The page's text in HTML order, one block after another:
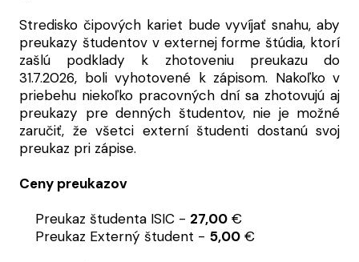
Stredisko čipových kariet bude vyvíjať snahu, aby
preukazy študentov v externej forme štúdia, ktorí
zašlú podklady k zhotoveniu preukazu do
31.7.2026, boli vyhotovené k zápisom. Nakoľko v
priebehu niekoľko pracovných dní sa zhotovujú aj
preukazy pre denných študentov, nie je možné
zaručiť, že všetci externí študenti dostanú svoj
preukaz pri zápise.
Ceny preukazov
Preukaz študenta ISIC - 27,00 €
Preukaz Externý študent - 5,00 €